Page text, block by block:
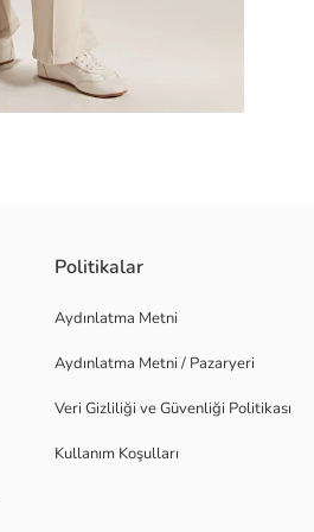
Politikalar
Aydınlatma Metni
Aydınlatma Metni / Pazaryeri
Veri Gizliliği ve Güvenliği Politikası
Kullanım Koşulları